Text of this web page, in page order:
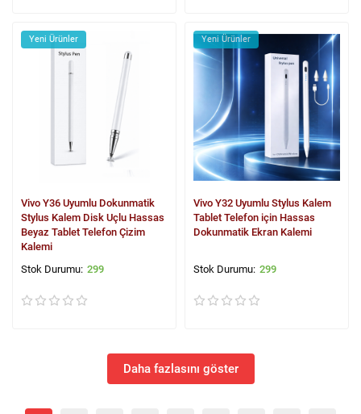
Yeni Ürünler
Vivo Y36 Uyumlu Dokunmatik
Stylus Kalem Disk Uçlu Hassas
Beyaz Tablet Telefon Çizim
Kalemi
299
Yeni Ürünler
Vivo Y32 Uyumlu Stylus Kalem
Tablet Telefon için Hassas
Dokunmatik Ekran Kalemi
299
Daha fazlasını göster